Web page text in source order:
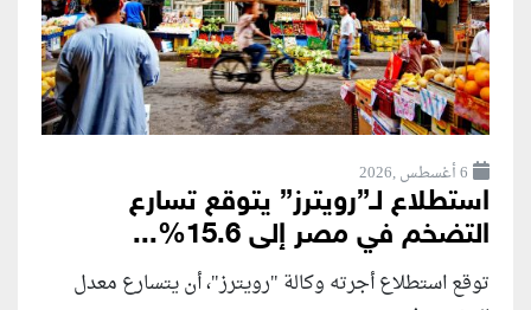
6 أغسطس ,2026
استطلاع لـ”رويترز” يتوقع تسارع
التضخم في مصر إلى 15.6%...
توقع استطلاع أجرته وكالة "رويترز"، أن يتسارع ‌معدل